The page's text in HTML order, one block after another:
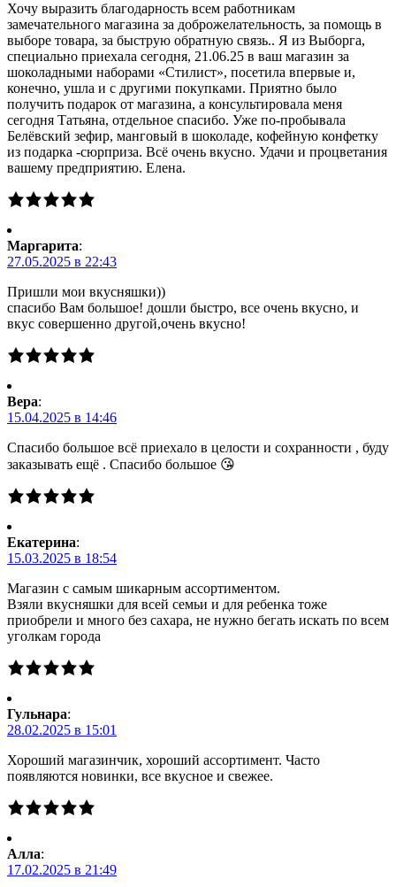
Хочу выразить благодарность всем работникам
замечательного магазина за доброжелательность, за помощь в
выборе товара, за быструю обратную связь.. Я из Выборга,
специально приехала сегодня, 21.06.25 в ваш магазин за
шоколадными наборами «Стилист», посетила впервые и,
конечно, ушла и с другими покупками. Приятно было
получить подарок от магазина, а консультировала меня
сегодня Татьяна, отдельное спасибо. Уже по-пробывала
Белёвский зефир, манговый в шоколаде, кофейную конфетку
из подарка -сюрприза. Всё очень вкусно. Удачи и процветания
вашему предприятию. Елена.
Маргарита:
27.05.2025 в 22:43
Пришли мои вкусняшки))
спасибо Вам большое! дошли быстро, все очень вкусно, и
вкус совершенно другой,очень вкусно!
Вера:
15.04.2025 в 14:46
Спасибо большое всё приехало в целости и сохранности , буду
заказывать ещё . Спасибо большое 😘
Екатерина:
15.03.2025 в 18:54
Магазин с самым шикарным ассортиментом.
Взяли вкусняшки для всей семьи и для ребенка тоже
приобрели и много без сахара, не нужно бегать искать по всем
уголкам города
Гульнара:
28.02.2025 в 15:01
Хороший магазинчик, хороший ассортимент. Часто
появляются новинки, все вкусное и свежее.
Алла:
17.02.2025 в 21:49